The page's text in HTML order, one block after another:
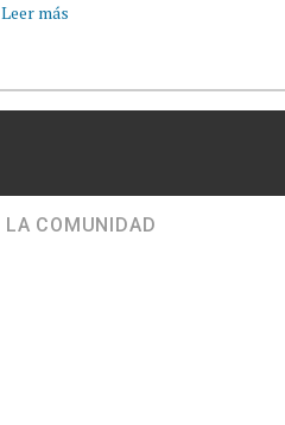
Leer más
LA COMUNIDAD